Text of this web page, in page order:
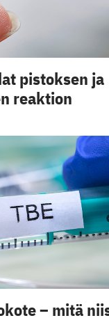
pistoksen ja
reaktion
– mitä